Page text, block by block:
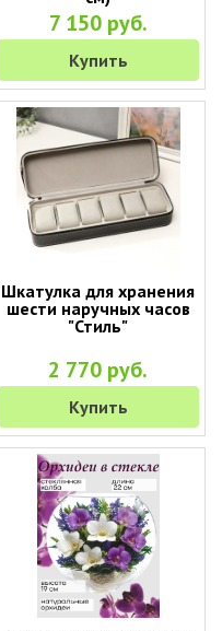
7 150 руб.
Купить
Шкатулка для хранения
шести наручных часов
"Стиль"
2 770 руб.
Купить